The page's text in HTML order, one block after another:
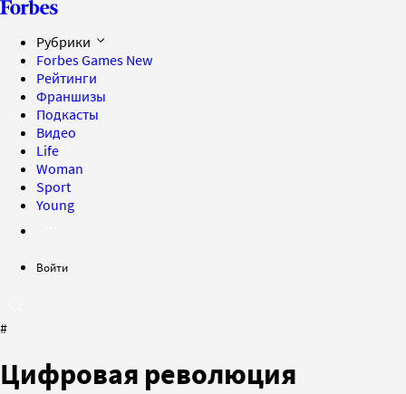
Рубрики
Forbes Games New
Рейтинги
Франшизы
Подкасты
Видео
Life
Woman
Sport
Young
Войти
#
Цифровая революция